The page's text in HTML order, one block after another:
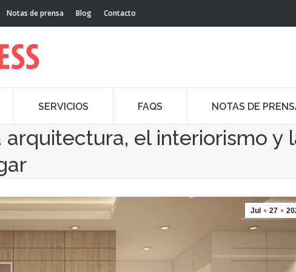
Notas de prensa Blog Contacto
SERVICIOS FAQS NOTAS DE
el interiorismo y
Jul 27